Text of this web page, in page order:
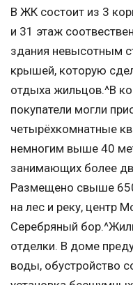
В ЖК состоит из 3
и 31 этаж
здания невысотным
крышей, которую
отдыха жильцов.^В
покупатели могли
четырёхкомнатные
немногим выше 40
занимающих более
Размещено свыше
на лес и реку, центр
Серебряный
отделки. В доме
воды, обустройство